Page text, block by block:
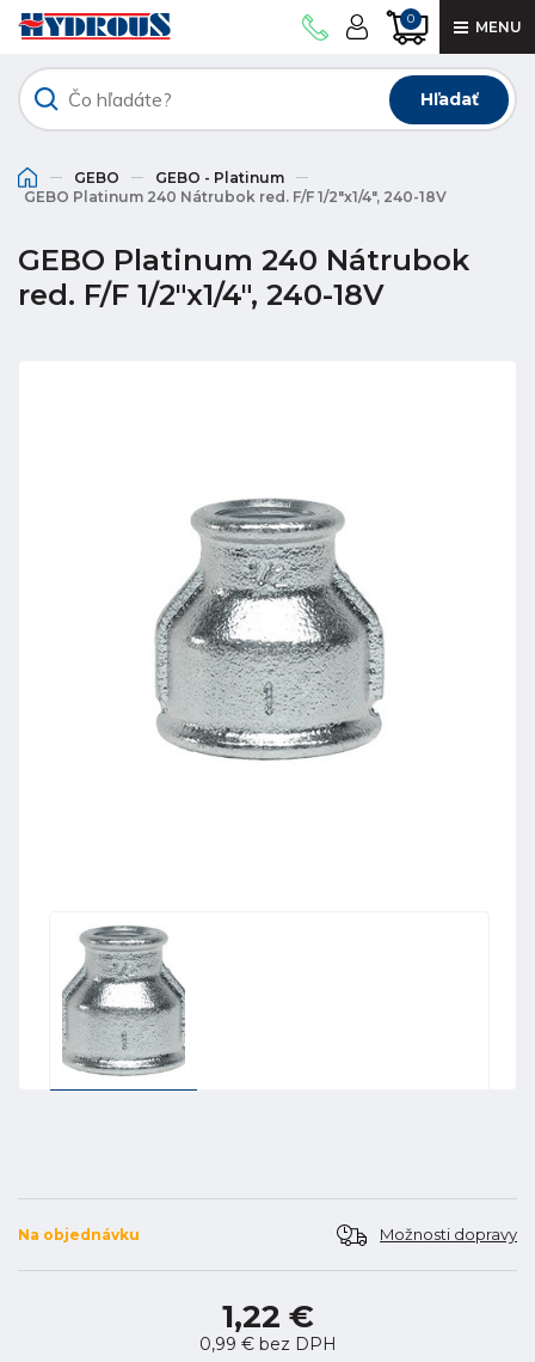
0 MENU
Hľadať
GEBO
GEBO - Platinum
GEBO Platinum 240 Nátrubok red. F/F 1/2"x1/4", 240-18V
GEBO Platinum 240 Nátrubok
red. F/F 1/2"x1/4", 240-18V
Na objednávku Možnosti dopravy
1,22 €
0,99 €bez DPH